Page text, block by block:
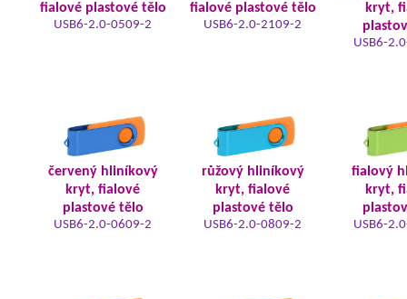
fialové plastové tělo
USB6-2.0-0509-2
fialové plastové tělo
USB6-2.0-2109-2
kryt,
USB6-
červený hliníkový
kryt, fialové
plastové tělo
USB6-2.0-0609-2
růžový hliníkový
kryt, fialové
plastové tělo
USB6-2.0-0809-2
fialový
kryt,
USB6-